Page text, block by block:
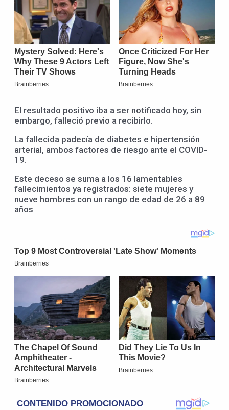
El resultado positivo iba a ser notificado hoy, sin
embargo, falleció previo a recibirlo.
La fallecida padecía de diabetes e hipertensión
arterial, ambos factores de riesgo ante el COVID-
19.
Este deceso se suma a los 16 lamentables
fallecimientos ya registrados: siete mujeres y
nueve hombres con un rango de edad de 26 a 89
años